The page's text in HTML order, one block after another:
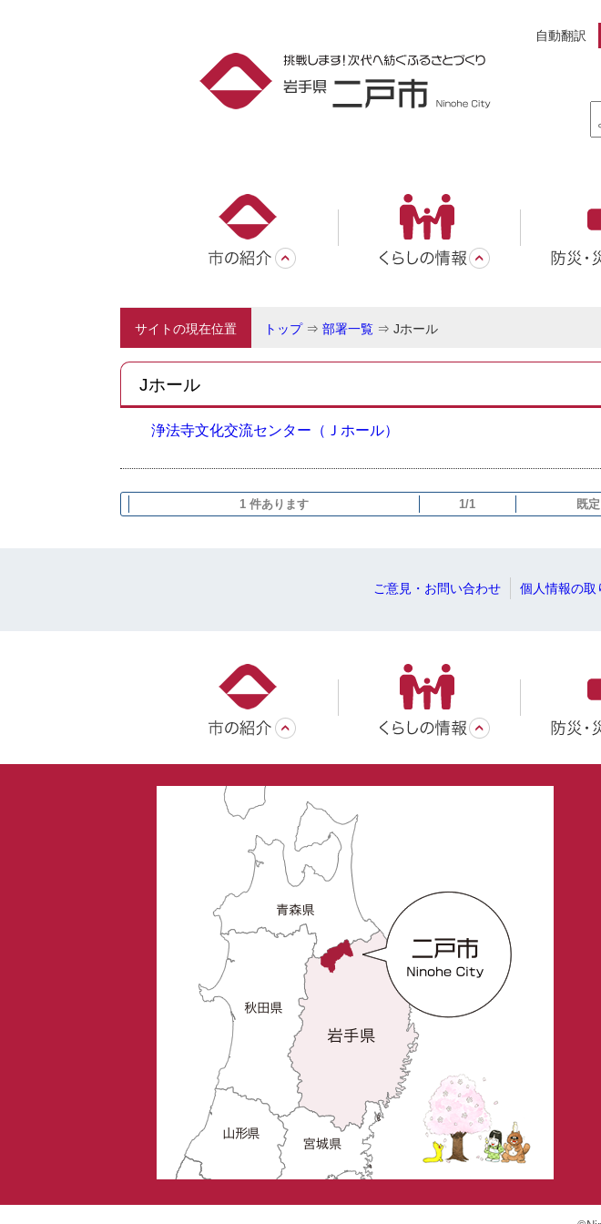
自動翻訳
サイトの現在位置 トップ⇒ 部署一覧 ⇒ Jホール
Jホール
浄法寺文化交流センター（Ｊホール）
1 件あります 1/1 既定
ご意見・お問い合わせ 個人情報の取